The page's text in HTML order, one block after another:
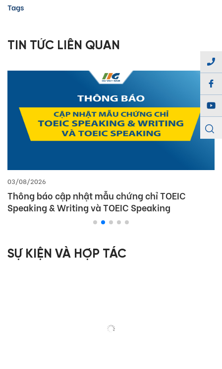
Tags
TIN TỨC LIÊN QUAN
03/08/2026
Thông báo cập nhật mẫu chứng chỉ TOEIC
Speaking & Writing và TOEIC Speaking
SỰ KIỆN VÀ HỢP TÁC